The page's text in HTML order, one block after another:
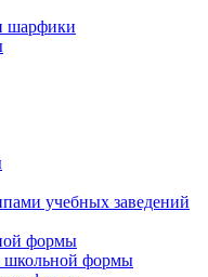
шарфики
учебных заведений
формы
школьной формы